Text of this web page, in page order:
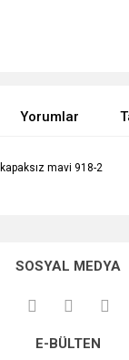
Yorumlar
kapaksız mavi 918-2
iletebilirsiniz.
için teşekkür ederiz.
eksik bilgiler
SOSYAL MEDYA
E-BÜLTEN